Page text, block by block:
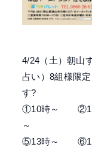
4/24（土）朝山
占い）8組様限
す?
①10時～
～
⑤13時～